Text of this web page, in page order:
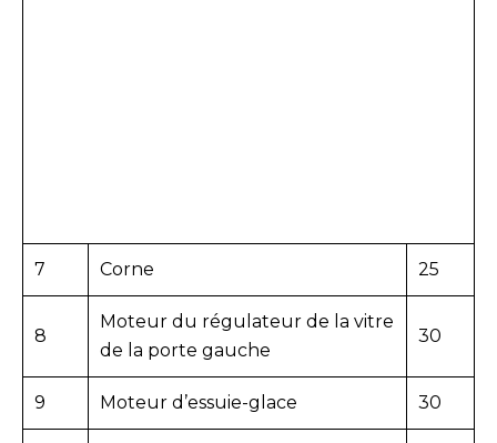
7 Corne 25
8
Moteur du régulateur de la vitre
de la porte gauche
30
9 Moteur d’essuie-glace 30